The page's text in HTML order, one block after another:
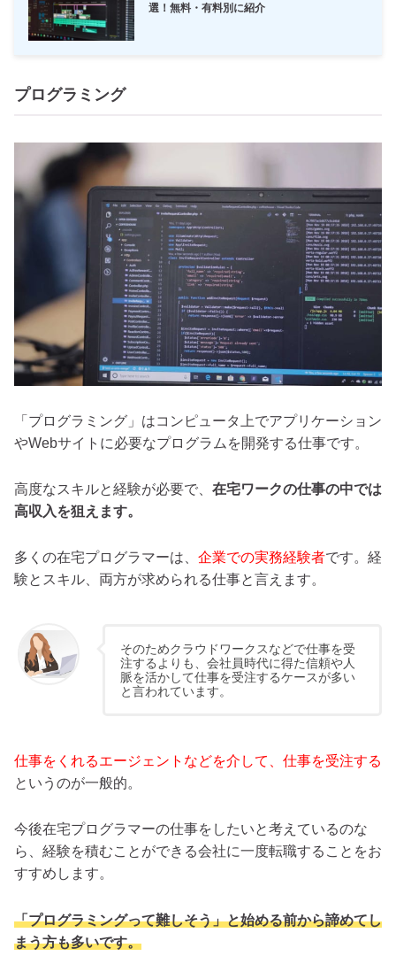
選！無料・有料別に紹介
プログラミング
「プログラミング」はコンピュータ上でアプリケーション
やWebサイトに必要なプログラムを開発する仕事です。
高度なスキルと経験が必要で、 在宅ワークの仕事の中では
高収入を狙えます。
多くの在宅プログラマーは、 企業での実務経験者です。経
験とスキル、両方が求められる仕事と言えます。
そのためクラウドワークスなどで仕事を受
注するよりも、会社員時代に得た信頼や人
脈を活かして仕事を受注するケースが多い
と言われています。
仕事をくれるエージェントなどを介して、仕事を受注する
というのが一般的。
今後在宅プログラマーの仕事をしたいと考えているのな
ら、経験を積むことができる会社に一度転職することをお
すすめします。
「プログラミングって難しそう」と始める前から諦めてし
まう方も多いです。